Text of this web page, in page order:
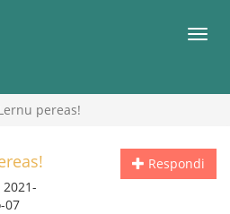
pereas!
Respondi
2021-
07